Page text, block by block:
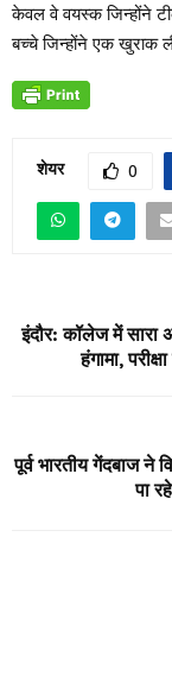
केवल वे वयस्क जिन्होंने
बच्चे जिन्होंने एक खुराक
शेयर 0
इंदौर: कॉलेज में सारा
हंगामा,
पूर्व भारतीय गेंदबाज ने
पा